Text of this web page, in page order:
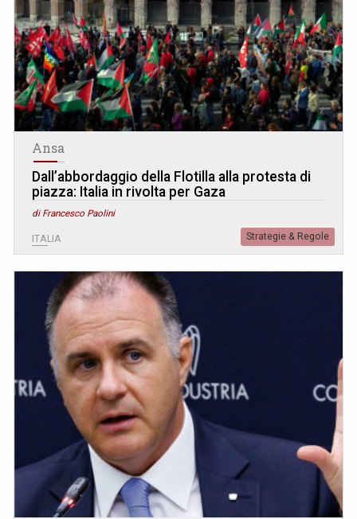
Ansa
Dall’abbordaggio della Flotilla alla protesta di
piazza: Italia in rivolta per Gaza
di Francesco Paolini
ITALIA Strategie & Regole